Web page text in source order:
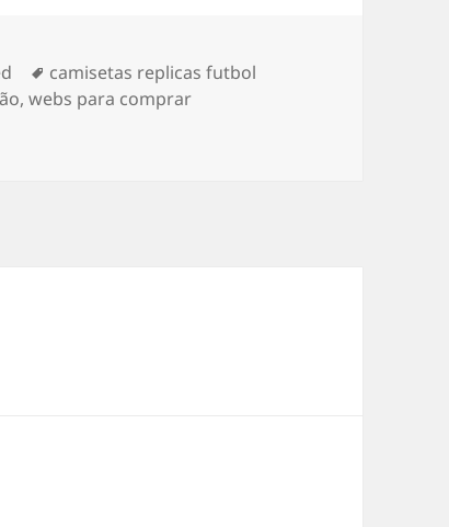
Etiquetas
camisetas replicas futbol
,webs para comprar